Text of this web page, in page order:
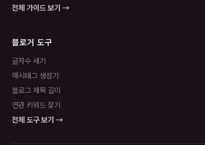
전체 가이드 보기 →
블로거 도구
글자수 세기
해시태그 생성기
블로그 제목 길이
연관 키워드 찾기
전체 도구 보기 →